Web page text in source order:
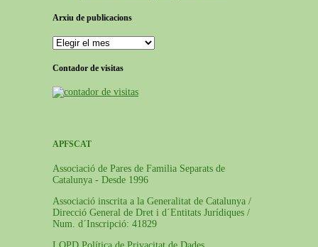
Arxiu de publicacions
Arxiu
de
publicacions
Contador de visitas
APFSCAT
Associació de Pares de Familia Separats de
Catalunya - Desde 1996
Associació inscrita a la Generalitat de Catalunya /
Direcció General de Dret i d´Entitats Jurídiques /
Num. d´Inscripció: 41829